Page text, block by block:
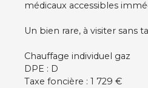
médicaux accessibles
Un bien rare, à visiter sans
Chauffage individuel gaz
DPE : D
Taxe foncière : 1 729 €